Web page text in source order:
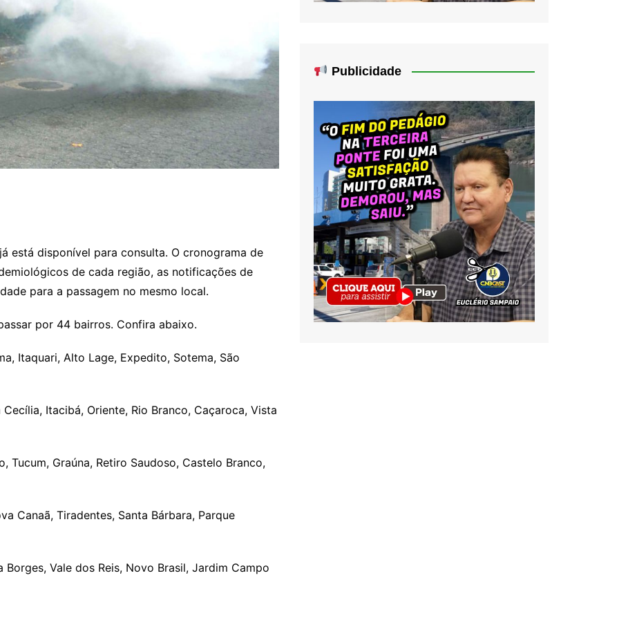
está disponível para consulta. O cronograma de
de cada região, as notificações de
para a passagem no mesmo local.
por 44 bairros. Confira abaixo.
Itaquari, Alto Lage, Expedito, Sotema, São
Itacibá, Oriente, Rio Branco, Caçaroca, Vista
Tucum, Graúna, Retiro Saudoso, Castelo Branco,
Canaã, Tiradentes, Santa Bárbara, Parque
Borges, Vale dos Reis, Novo Brasil, Jardim Campo
Publicidade